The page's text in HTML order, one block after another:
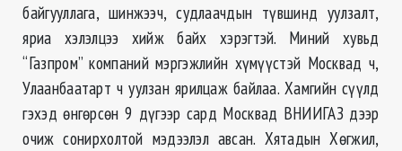
байгууллага, шинжээч, судлаачдын түвшинд уулзалт,
яриа хэлэлцээ хийж байх хэрэгтэй. Миний хувьд
“Газпром” компаний мэргэжлийн хүмүүстэй Москвад ч,
Улаанбаатарт ч уулзан ярилцаж байлаа. Хамгийн сүүлд
гэхэд өнгөрсөн 9 дүгээр сард Москвад ВНИИГАЗ дээр
очиж сонирхолтой мэдээлэл авсан. Хятадын Хөгжил,